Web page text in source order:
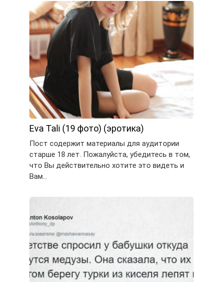
Eva Tali (19 фото) (эротика)
Пост содержит материалы для аудитории
старше 18 лет. Пожалуйста, убедитесь в том,
что Вы действительно хотите это видеть и
Вам…